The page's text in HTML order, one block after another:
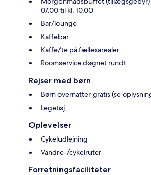
07.00 til kl. 10.00
Bar/lounge
Kaffebar
Kaffe/te på fællesarealer
Roomservice døgnet rundt
Rejser med børn
Børn overnatter gratis (se
Legetøj
Oplevelser
Cykeludlejning
Vandre-/cykelruter
Forretningsfaciliteter